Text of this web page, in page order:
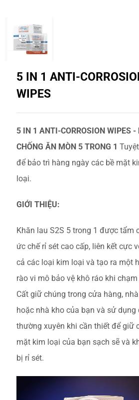
TUYỂN DỤNG ĐẠI LÝ
Liên hệ
5 IN 1 ANTI-
WIPES
5 IN 1 ANTI-CORROSION WIPES -
CHỐNG ĂN MÒN 5 TRONG 1
để bảo trì hàng ngày các bề mặt
loại.
GIỚI THIỆU:
Khăn lau S2S 5 trong 1 được tẩm
ức chế rỉ sét cao cấp, liên kết cực
cả các loại kim loại và tạo ra một
rào vi mô bảo vệ khô ráo khi chạm
Cất giữ chúng trong cửa hàng,
hoặc nhà kho của bạn và sử dụng
thường xuyên khi cần thiết để giữ
mặt kim loại của bạn sạch sẽ và
bị rỉ sét.